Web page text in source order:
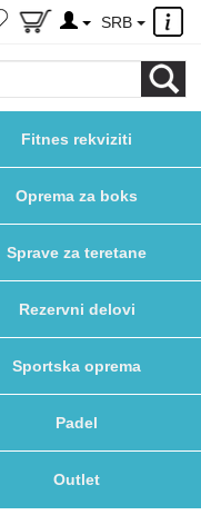
×
SRB
Fitnes rekviziti
Oprema za boks
Sprave za teretane
Rezervni delovi
Sportska oprema
Padel
Outlet